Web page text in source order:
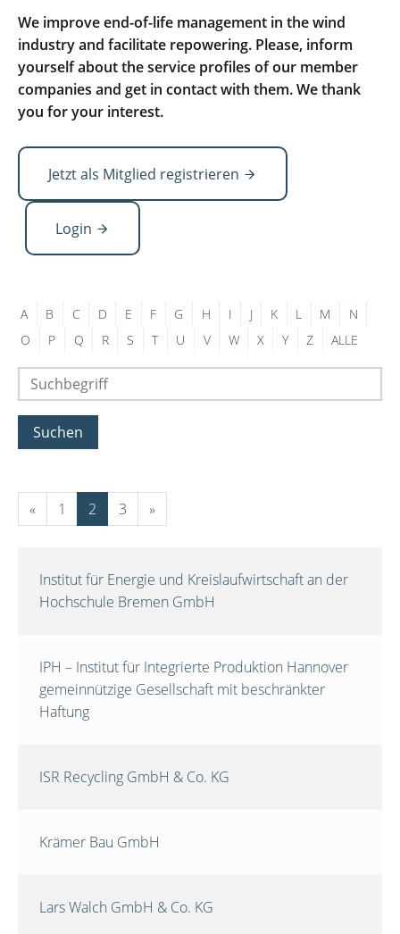
We improve end-of-life management in the wind
industry and facilitate repowering. Please, inform
yourself about the service profiles of our member
companies and get in contact with them. We thank
you for your interest.
Jetzt als Mitglied registrieren
Login
A B C D E F G H I J K L M
N
O
P Q R S T U V W X Y Z ALLE
Suchen
« 1 2 3 »
Institut für Energie und Kreislaufwirtschaft an der
Hochschule Bremen GmbH
IPH – Institut für Integrierte Produktion Hannover
gemeinnützige Gesellschaft mit beschränkter
Haftung
ISR Recycling GmbH & Co. KG
Krämer Bau GmbH
Lars Walch GmbH & Co. KG